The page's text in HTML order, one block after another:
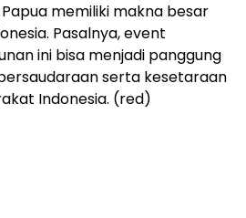
Papua memiliki makna besar
Pasalnya, event
ini bisa menjadi panggung
serta kesetaraan
Indonesia. (red)